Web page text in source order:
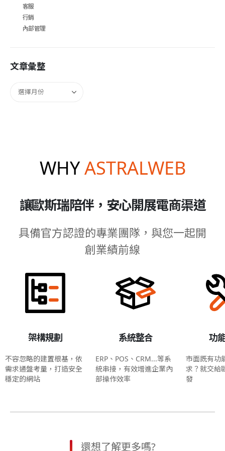
客服
行銷
內部管理
文章彙整
WHYASTRALWEB
讓歐斯瑞陪伴，安心開展電商渠道
具備官方認證的專業團隊，與您一起開
創業績前線
架構規劃
不容忽略的建置根基，依
需求通盤考量，打造安全
穩定的網站
系統整合
ERP、POS、CRM...等系
統串接，有效增進企業內
部操作效率
功
市面既有功
求？就交給
發
還想了解更多嗎?